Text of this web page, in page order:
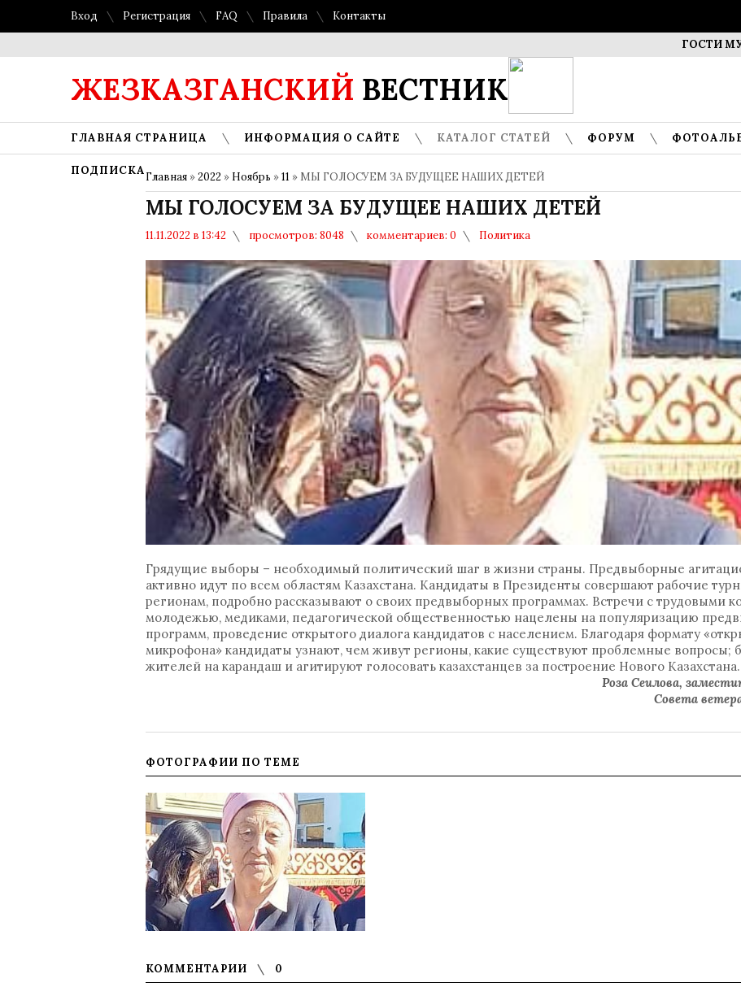
Вход Регистрация FAQ Правила Контакты
ГОСТИ МУЗЕЯ –
ЖЕЗКАЗГАНСКИЙ ВЕСТНИК
ГЛАВНАЯ СТРАНИЦА ИНФОРМАЦИЯ О САЙТЕ КАТАЛОГ СТАТЕЙ ФОРУМ
ПОДПИСКАГлавная »2022 » Ноябрь »11 » МЫ ГОЛОСУЕМ ЗА БУДУЩЕЕ НАШИХ ДЕТЕЙ
МЫ ГОЛОСУЕМ ЗА БУДУЩЕЕ НАШИХ ДЕТЕЙ
11.11.2022 в 13:42 просмотров: 8048 комментариев: 0 Политика
Грядущие выборы – необходимый политический шаг в жизни страны. Предвыборные
активно идут по всем областям Казахстана. Кандидаты в Президенты совершают рабочие
регионам, подробно рассказывают о своих предвыборных программах. Встречи с трудовыми
молодежью, медиками, педагогической общественностью нацелены на популяризацию
программ, проведение открытого диалога кандидатов с населением. Благодаря формату
микрофона» кандидаты узнают, чем живут регионы, какие существуют проблемные вопросы;
жителей на карандаш и агитируют голосовать казахстанцев за построение Нового Казахстана.
Роза Сеилова,
Совета
ФОТОГРАФИИ ПО ТЕМЕ
КОММЕНТАРИИ 0